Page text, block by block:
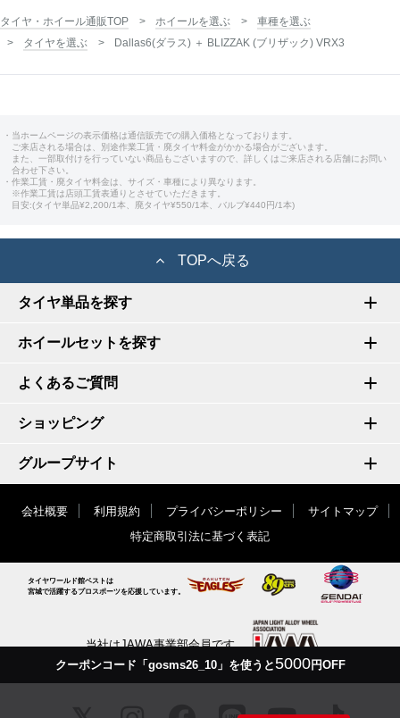
クーポンコード「gosms26_10」を使うと5000円OFF
タイヤ・ホイール通販TOP ホイールを選ぶ
車種を選ぶ
タイヤを選ぶ
Dallas6(ダラス) ＋ BLIZZAK (ブリザック) VRX3
・当ホームページの表示価格は通信販売での購入価格となっております。
ご来店される場合は、別途作業工賃・廃タイヤ料金がかかる場合がございます。
また、一部取付けを行っていない商品もございますので、詳しくはご来店される店舗にお問い
合わせ下さい。
・作業工賃・廃タイヤ料金は、サイズ・車種により異なります。
※作業工賃は店頭工賃表通りとさせていただきます。
目安:(タイヤ単品¥2,200/1本、廃タイヤ¥550/1本、バルブ¥440円/1本)
TOPへ戻る
タイヤ単品を探す
ホイールセットを探す
よくあるご質問
ショッピング
グループサイト
会社概要 利用規約 プライバシーポリシー
サイトマップ
特定商取引法に基づく表記
タイヤワールド館ベストは
宮城で活躍するプロスポーツを応援しています。
当社はJAWA事業部会員です